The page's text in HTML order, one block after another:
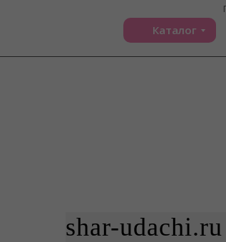
Каталог
shar-udachi.ru